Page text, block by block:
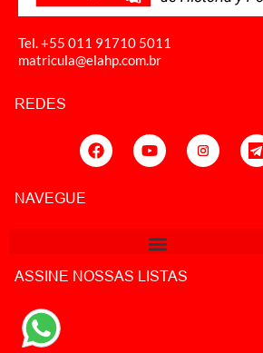
Tel. +55 011 91710 5011
matricula@elahp.com.br
REDES
NAVEGUE
ASSINE NOSSAS LISTAS